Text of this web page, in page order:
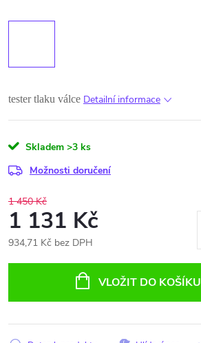
tester tlaku válce Detailní informace
Skladem >3 ks
Možnosti doručení
1 450 Kč
1 131 Kč
934,71 Kč bez DPH
VLOŽIT DO KOŠÍKU